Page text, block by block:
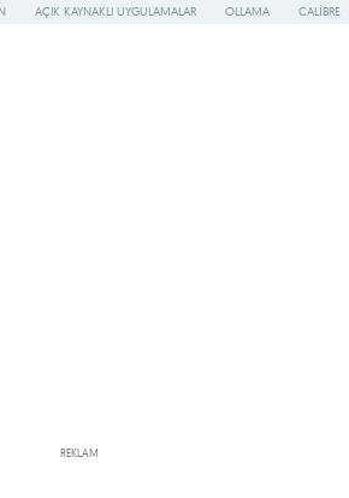
AÇIK KAYNAKLI UYGULAMALAR OLLAMA CALIBRE
REKLAM